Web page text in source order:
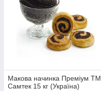
Макова начинка Преміум ТМ
Самтек 15 кг (Україна)